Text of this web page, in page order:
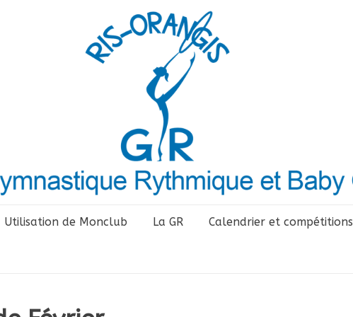
Utilisation de Monclub La GR Calendrier et compétitions